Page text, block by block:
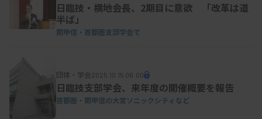
日臨技・横地会長、2期目に意欲 「改革は道
半ば」
関甲信・首都圏支部学会で
団体・学会2025.10.15 06:00
日臨技支部学会、来年度の開催概要を報告
首都圏・関甲信の大宮ソニックシティなど